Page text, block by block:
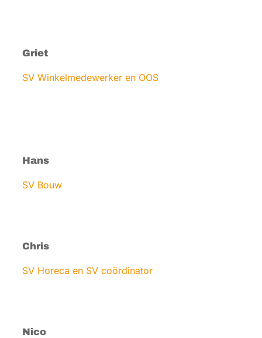
Griet
SV Winkelmedewerker en OOS
Hans
SV Bouw
Chris
SV Horeca en SV coördinator
Nico